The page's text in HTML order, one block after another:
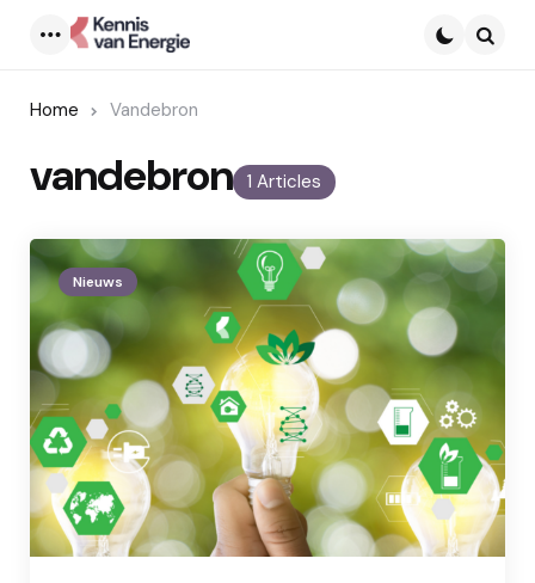
Home Vandebron
1 Articles
vandebron
Nieuws